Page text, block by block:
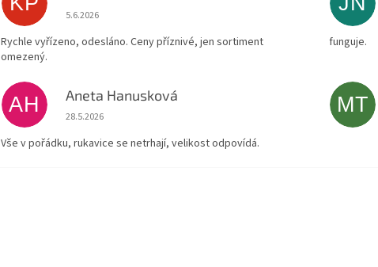
Hodnocení obchodu je 4 z 5 hvězdiček.
5.6.2026
Rychle vyřízeno, odesláno. Ceny příznivé, jen sortiment
omezený.
funguje.
AH Aneta Hanusková
Hodnocení obchodu je 5 z 5 hvězdiček.
28.5.2026
Vše v pořádku, rukavice se netrhají, velikost odpovídá.
MT